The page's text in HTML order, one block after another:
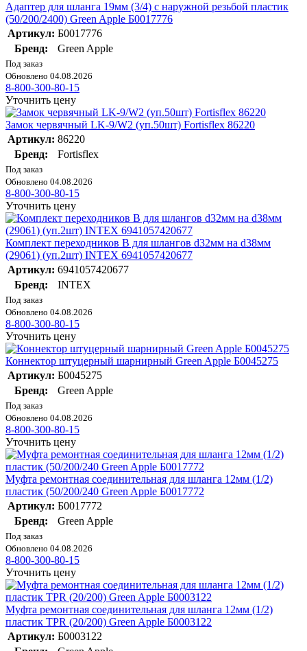
Адаптер для шланга 19мм (3/4) с наружной резьбой пластик
(50/200/2400) Green Apple Б0017776
Артикул: Б0017776
Бренд:
Green Apple
Под заказ
Обновлено 04.08.2026
8-800-300-80-15
Уточнить цену
Замок червячный LK-9/W2 (уп.50шт) Fortisflex 86220
Артикул: 86220
Бренд:
Fortisflex
Под заказ
Обновлено 04.08.2026
8-800-300-80-15
Уточнить цену
Комплект переходников В для шлангов d32мм на d38мм
(29061) (уп.2шт) INTEX 6941057420677
Артикул: 6941057420677
Бренд:
INTEX
Под заказ
Обновлено 04.08.2026
8-800-300-80-15
Уточнить цену
Коннектор штуцерный шарнирный Green Apple Б0045275
Артикул: Б0045275
Бренд:
Green Apple
Под заказ
Обновлено 04.08.2026
8-800-300-80-15
Уточнить цену
Муфта ремонтная соединительная для шланга 12мм (1/2)
пластик (50/200/240 Green Apple Б0017772
Артикул: Б0017772
Бренд:
Green Apple
Под заказ
Обновлено 04.08.2026
8-800-300-80-15
Уточнить цену
Муфта ремонтная соединительная для шланга 12мм (1/2)
пластик TPR (20/200) Green Apple Б0003122
Артикул: Б0003122